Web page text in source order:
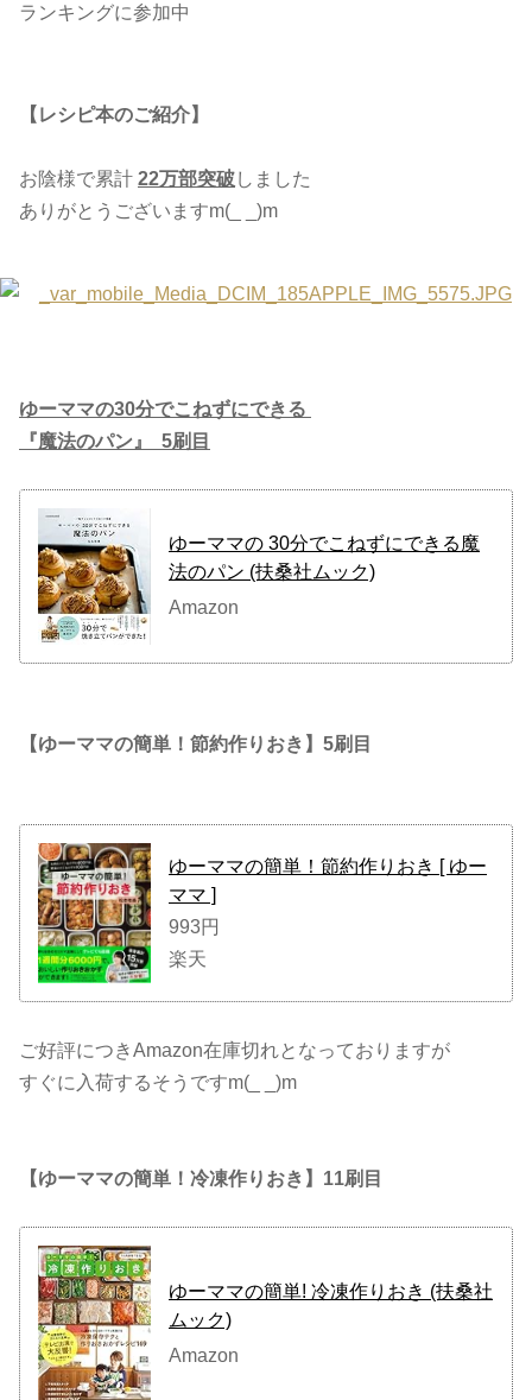
ランキングに参加中
【レシピ本のご紹介】
お陰様で累計 22万部突破しました
ありがとうございますm(_ _)m
ゆーママの30分でこねずにできる
『魔法のパン』 5刷目
ゆーママの 30分でこねずにできる魔
法のパン (扶桑社ムック)
Amazon
【ゆーママの簡単！節約作りおき】5刷目
ゆーママの簡単！節約作りおき [ ゆー
ママ ]
993円
楽天
ご好評につきAmazon在庫切れとなっておりますが
すぐに入荷するそうですm(_ _)m
【ゆーママの簡単！冷凍作りおき】11刷目
ゆーママの簡単! 冷凍作りおき (扶桑社
ムック)
Amazon